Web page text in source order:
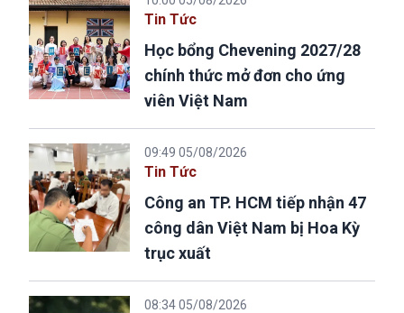
Tin Tức
Học bổng Chevening 2027/28
chính thức mở đơn cho ứng
viên Việt Nam
09:49 05/08/2026
Tin Tức
Công an TP. HCM tiếp nhận 47
công dân Việt Nam bị Hoa Kỳ
trục xuất
08:34 05/08/2026